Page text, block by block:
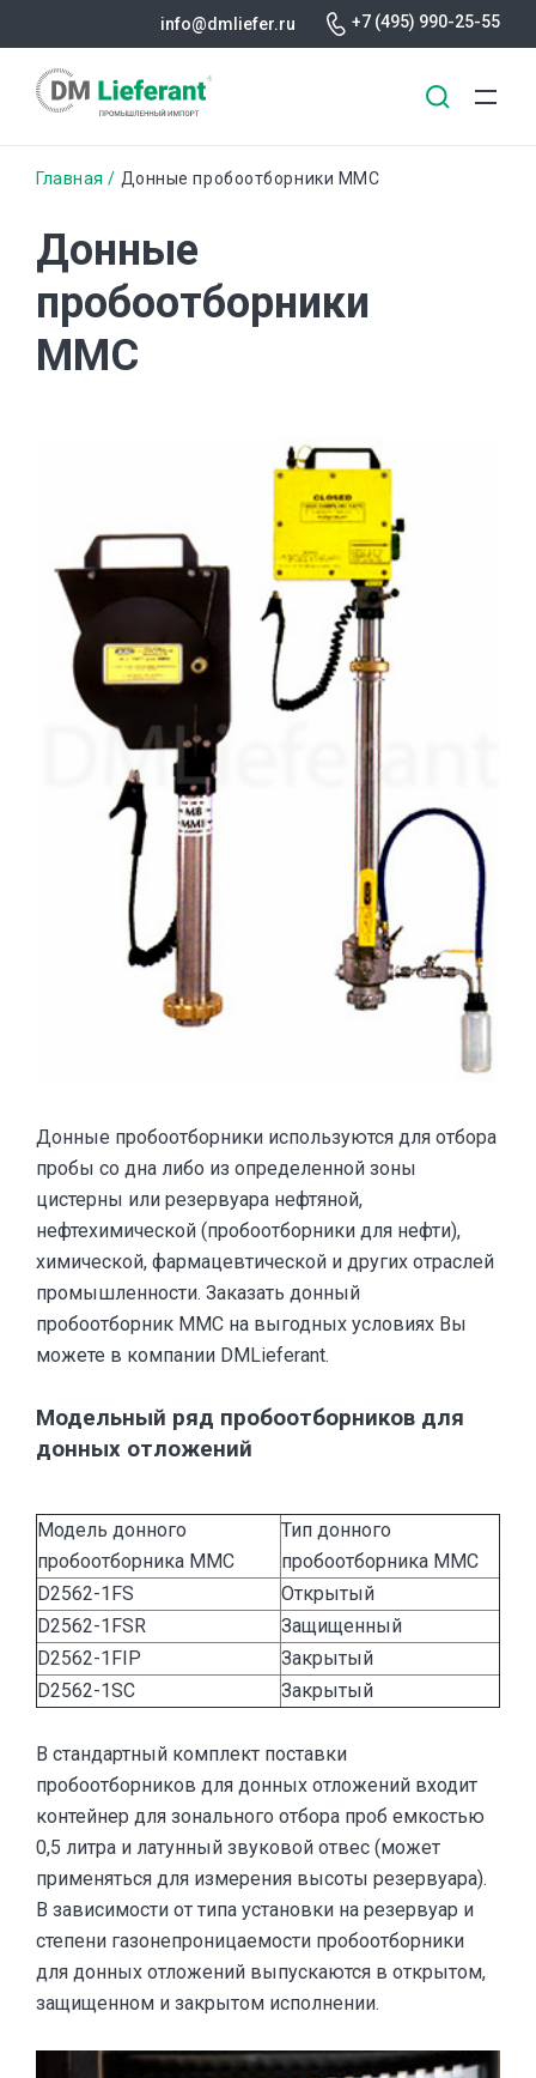
содержанию
info@dmliefer.ru +7 (495) 990-25-55
Строка
навигации
Главная Донные пробоотборники MMC
Донные
пробоотборники
MMC
Донные пробоотборники используются для отбора
пробы со дна либо из определенной зоны
цистерны или резервуара нефтяной,
нефтехимической (пробоотборники для нефти),
химической, фармацевтической и других отраслей
промышленности. Заказать донный
пробоотборник MMC на выгодных условиях Вы
можете в компании DMLieferant.
Модельный ряд пробоотборников для
донных отложений
Модель донного
пробоотборника MMC
Тип донного
пробоотборника MMC
D2562-1FS
Открытый
D2562-1FSR
Защищенный
D2562-1FIP
Закрытый
D2562-1SC
Закрытый
В стандартный комплект поставки
пробоотборников для донных отложений входит
контейнер для зонального отбора проб емкостью
0,5 литра и латунный звуковой отвес (может
применяться для измерения высоты резервуара).
В зависимости от типа установки на резервуар и
степени газонепроницаемости пробоотборники
для донных отложений выпускаются в открытом,
защищенном и закрытом исполнении.